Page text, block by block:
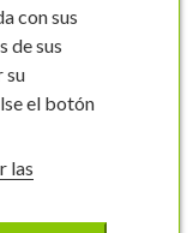
con sus
de sus
su
el botón
las